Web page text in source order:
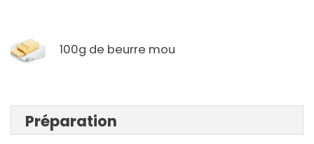
100g de beurre mou
Préparation